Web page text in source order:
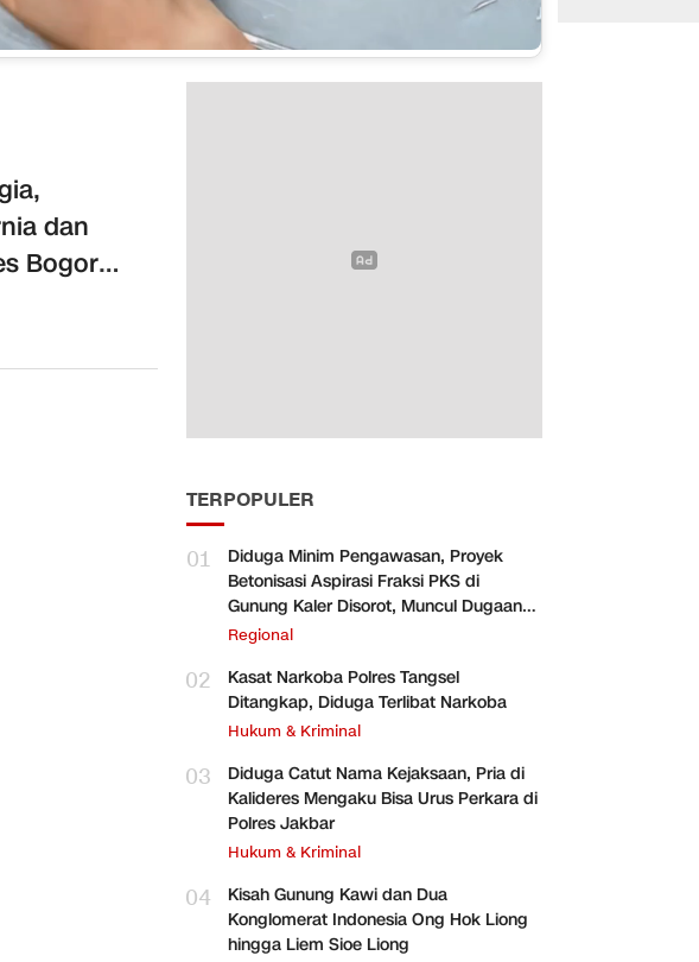
dan
Bogor
TERPOPULER
01
Diduga Minim Pengawasan, Proyek
Betonisasi Aspirasi Fraksi PKS di
Gunung Kaler Disorot, Muncul Dugaan
Pengurangan Volume
Regional
02
Kasat Narkoba Polres Tangsel
Ditangkap, Diduga Terlibat Narkoba
Hukum & Kriminal
03
Diduga Catut Nama Kejaksaan, Pria di
Kalideres Mengaku Bisa Urus Perkara di
Polres Jakbar
Hukum & Kriminal
04
Kisah Gunung Kawi dan Dua
Konglomerat Indonesia Ong Hok Liong
hingga Liem Sioe Liong